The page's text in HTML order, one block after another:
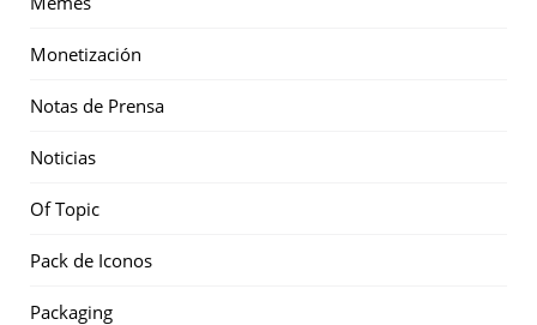
Monetización
Notas de Prensa
Noticias
Of Topic
Pack de Iconos
Packaging